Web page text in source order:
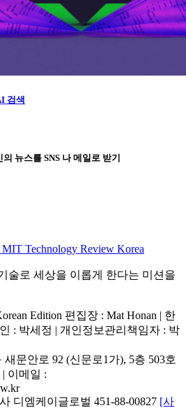
검색
뉴스를 SNS 나 메일로 받기
술로 세상을 이롭게 한다는 미션을
Edition 편집장 : Mat Honan | 한
: 박세정 | 개인정보관리책임자 : 박
문안로 92 (신문로1가), 5층 503호
| 이메일 :
디엠케이글로벌 451-88-00827 [사